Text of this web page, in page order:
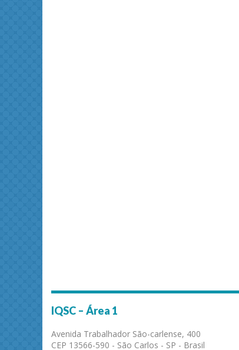
IQSC – Área 1
Avenida Trabalhador São-carlense, 400
CEP 13566-590 - São Carlos - SP - Brasil